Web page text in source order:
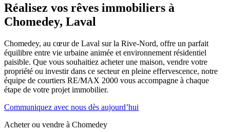
Réalisez vos rêves immobiliers à
Chomedey, Laval
Chomedey, au cœur de Laval sur la Rive-Nord, offre un parfait
équilibre entre vie urbaine animée et environnement résidentiel
paisible. Que vous souhaitiez acheter une maison, vendre votre
propriété ou investir dans ce secteur en pleine effervescence, notre
équipe de courtiers RE/MAX 2000 vous accompagne à chaque
étape de votre projet immobilier.
Communiquez avec nous dès aujourd’hui
Acheter ou vendre à Chomedey